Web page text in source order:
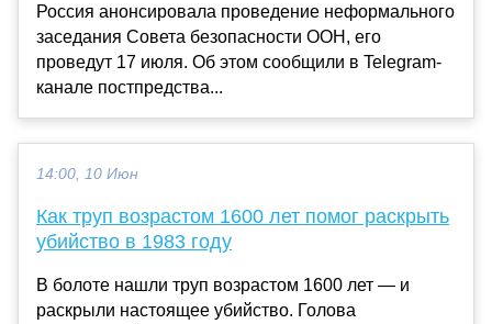
Россия анонсировала проведение неформального
заседания Совета безопасности ООН, его
проведут 17 июля. Об этом сообщили в Telegram-
канале постпредства...
14:00, 10 Июн
Как труп возрастом 1600 лет помог раскрыть
убийство в 1983 году
В болоте нашли труп возрастом 1600 лет — и
раскрыли настоящее убийство. Голова